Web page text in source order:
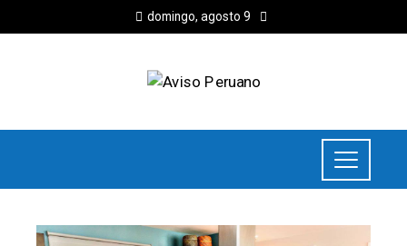
domingo, agosto 9